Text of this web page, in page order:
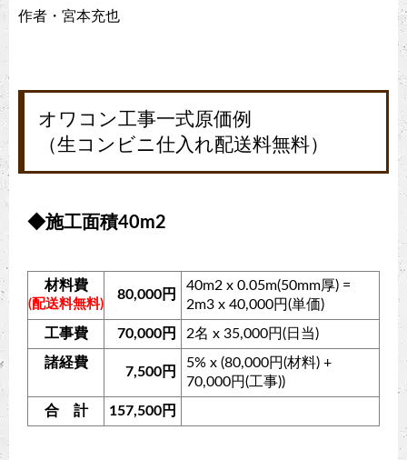
作者・宮本充也
オワコン工事一式原価例
（生コンビニ仕入れ配送料無料）
◆施工面積40m2
材料費
(配送料無料)
80,000円
40m2 x 0.05m(50mm厚) =
2m3 x 40,000円(単価)
工事費
70,000円
2名 x 35,000円(日当)
諸経費
7,500円
5% x (80,000円(材料) +
70,000円(工事))
合 計
157,500円